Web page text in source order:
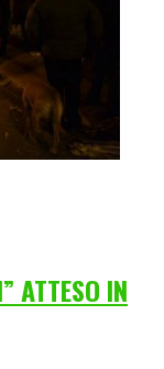
ATTESO IN